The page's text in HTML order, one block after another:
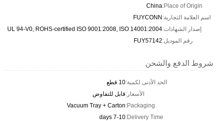
Place of Origin:
China
اسم العلامة التجارية:FUYCONN
إصدار الشهادات:UL 94-V0, ROHS-certified ISO 9001:2008, ISO 14001:2004
رقم الموديل:FUY57142
شروط الدفع والشحن
الحد الأدنى لكمية:10 قطع
الأسعار:قابل للتفاوض
Packaging:
Vacuum Tray + Carton
Delivery Time:
7-10 days